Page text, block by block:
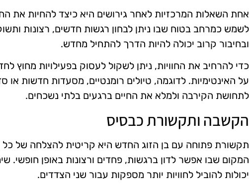
אחת השאלות המרכזיות לאחר גירושים היא כיצד להחיות את
לשמש כמרחב בטוח שבו ניתן לבחון רגשות חדשים, רצונות
ובחיבור קרוב יכולה להיות הדרך להתחיל מחדש.
כדי להרחיב את החוויות, ניתן לשקול לעסוק בפעילויות מחוץ
על האינטימיות. לדוגמה, טיולים רומנטיים, מסעדות חדשות או
לתחושת הקירבה ולמלא את החיים ברגעים בלתי נשכחים.
הקשבה ותקשורת כבסיס
תקשורת פתוחה עם בן הזוג החדש היא קריטית להצלחה של
המקום שבו אפשר לדון ברגשות, פחדים ורצונות באופן חופשי.
יכולות להוביל לחוויות יותר מספקות עבור שני הצדדים.